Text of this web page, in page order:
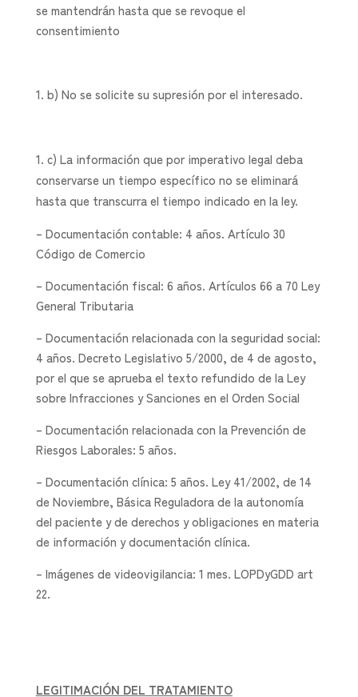
se mantendrán hasta que se revoque el
consentimiento
b) No se solicite su supresión por el interesado.
c) La información que por imperativo legal deba
conservarse un tiempo específico no se eliminará
hasta que transcurra el tiempo indicado en la ley.
– Documentación contable: 4 años. Artículo 30
Código de Comercio
– Documentación fiscal: 6 años. Artículos 66 a 70 Ley
General Tributaria
– Documentación relacionada con la seguridad social:
4 años. Decreto Legislativo 5/2000, de 4 de agosto,
por el que se aprueba el texto refundido de la Ley
sobre Infracciones y Sanciones en el Orden Social
– Documentación relacionada con la Prevención de
Riesgos Laborales: 5 años.
– Documentación clínica: 5 años. Ley 41/2002, de 14
de Noviembre, Básica Reguladora de la autonomía
del paciente y de derechos y obligaciones en materia
de información y documentación clínica.
– Imágenes de videovigilancia: 1 mes. LOPDyGDD art
22.
LEGITIMACIÓN DEL TRATAMIENTO